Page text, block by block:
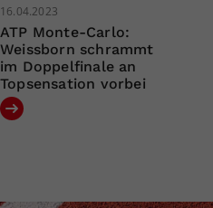
16.04.2023
ATP Monte-Carlo:
Weissborn schrammt
im Doppelfinale an
Topsensation vorbei